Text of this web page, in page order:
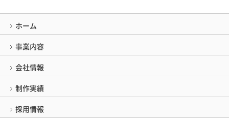
ホーム
事業内容
会社情報
制作実績
採用情報